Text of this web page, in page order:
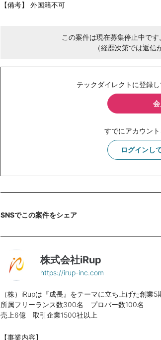
【備考】 外国籍不可
この案件は現在募集停止中で
（経歴次第では返信
テックダイレクトに登録
すでにアカウン
ログインし
SNSでこの案件をシェア
株式会社iRup
https://irup-inc.com
（株）iRupは『成長』をテーマに立ち上げた創業5
所属フリーランス数300名 プロパー数100名
売上6億 取引企業1500社以上
【事業内容】